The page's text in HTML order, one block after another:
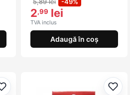
5,89 lei -49%
2,99 lei
TVA inclus
Adaugă în coș
Adaugă la favorite